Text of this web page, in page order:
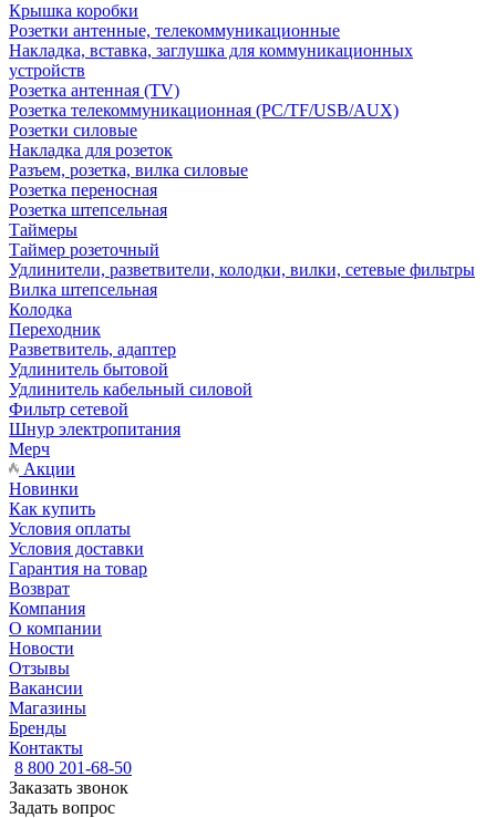
Крышка коробки
Розетки антенные, телекоммуникационные
Накладка, вставка, заглушка для коммуникационных
устройств
Розетка антенная (TV)
Розетка телекоммуникационная (PC/TF/USB/AUX)
Розетки силовые
Накладка для розеток
Разъем, розетка, вилка силовые
Розетка переносная
Розетка штепсельная
Таймеры
Таймер розеточный
Удлинители, разветвители, колодки, вилки, сетевые фильтры
Вилка штепсельная
Колодка
Переходник
Разветвитель, адаптер
Удлинитель бытовой
Удлинитель кабельный силовой
Фильтр сетевой
Шнур электропитания
Мерч
Акции
Новинки
Как купить
Условия оплаты
Условия доставки
Гарантия на товар
Возврат
Компания
О компании
Новости
Отзывы
Вакансии
Магазины
Бренды
Контакты
8 800 201-68-50
Заказать звонок
Задать вопрос